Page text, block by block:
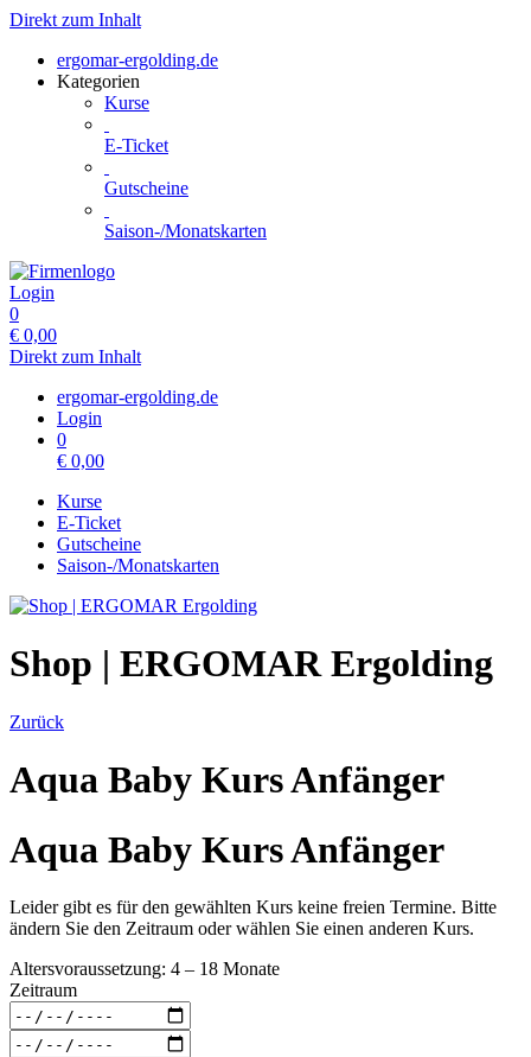
Direkt zum Inhalt
ergomar-ergolding.de
Kategorien
Kurse
E-Ticket
Gutscheine
Saison-/Monatskarten
Login
0
€ 0,00
Direkt zum Inhalt
ergomar-ergolding.de
Login
0
€ 0,00
Kurse
E-Ticket
Gutscheine
Saison-/Monatskarten
Shop | ERGOMAR Ergolding
Zurück
Aqua Baby Kurs Anfänger
Aqua Baby Kurs Anfänger
Leider gibt es für den gewählten Kurs keine freien Termine. Bitte
ändern Sie den Zeitraum oder wählen Sie einen anderen Kurs.
Altersvoraussetzung: 4 – 18 Monate
Zeitraum